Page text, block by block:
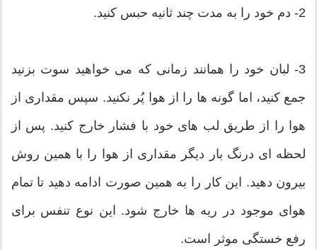
2- دم خود را به مدت چند ثانیه حبس کنید.
3- لبان خود را همانند زمانی که می خواهید سوت بزنید
جمع کنید، اما گونه ها را از هوا پُر نکنید. سپس مقداری از
هوا را از طریق لب های خود با فشار خارج کنید. پس از
لحظه ای درنگ بار دیگر مقداری از هوا را با همین روش
بیرون دهید. این کار را به همین صورت ادامه دهید تا تمام
هوای موجود در ریه ها خارج شود. این نوع تنفس برای
رفع خستگی موثر است.